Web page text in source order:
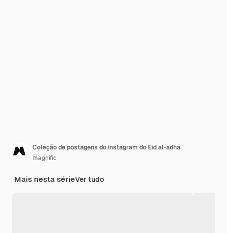
Coleção de postagens do instagram do Eid al-adha
magnific
Mais nesta sérieVer tudo